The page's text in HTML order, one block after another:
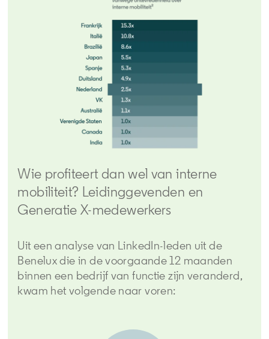
Wie profiteert dan wel van interne
mobiliteit? Leidinggevenden en
Generatie X-medewerkers
Uit een analyse van LinkedIn-leden uit de
Benelux die in de voorgaande 12 maanden
binnen een bedrijf van functie zijn veranderd,
kwam het volgende naar voren: